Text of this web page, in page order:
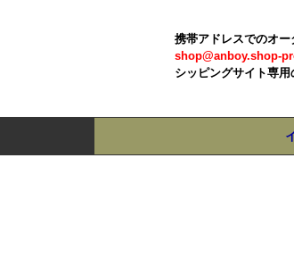
携帯アドレスでのオ
shop@anboy.shop-
シッピングサイト専